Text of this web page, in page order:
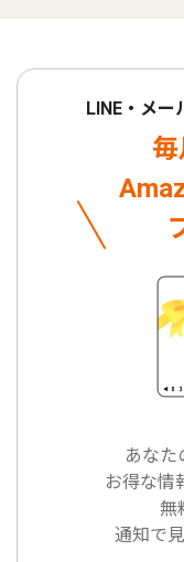
LINE・メ
あなた
お得な情
無
通知で